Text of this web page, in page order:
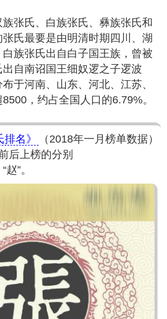
张氏、白族张氏、彝族张氏和
氏最要是由明清时期四川、湖
族张氏出自白子国王族，曾被
自南诏国王细奴逻之子逻波
于河南、山东、河北、江苏、
，约占全国人口的6.79%。
名》
（2018年一月榜单数据）
前后上榜的分别
赵”。